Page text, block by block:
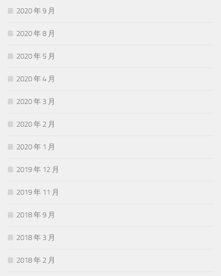
2020 年 9 月
2020 年 8 月
2020 年 5 月
2020 年 4 月
2020 年 3 月
2020 年 2 月
2020 年 1 月
2019 年 12 月
2019 年 11 月
2018 年 9 月
2018 年 3 月
2018 年 2 月